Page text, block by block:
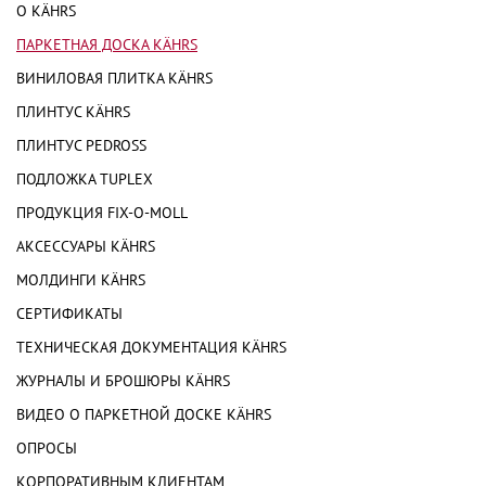
О KÄHRS
ПАРКЕТНАЯ ДОСКА KÄHRS
ВИНИЛОВАЯ ПЛИТКА KÄHRS
ПЛИНТУС KÄHRS
ПЛИНТУС PEDROSS
ПОДЛОЖКА TUPLEX
ПРОДУКЦИЯ FIX-O-MOLL
АКСЕССУАРЫ KÄHRS
МОЛДИНГИ KÄHRS
СЕРТИФИКАТЫ
ТЕХНИЧЕСКАЯ ДОКУМЕНТАЦИЯ KÄHRS
ЖУРНАЛЫ И БРОШЮРЫ KÄHRS
ВИДЕО О ПАРКЕТНОЙ ДОСКЕ KÄHRS
ОПРОСЫ
КОРПОРАТИВНЫМ КЛИЕНТАМ